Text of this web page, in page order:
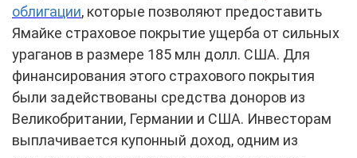
облигации, которые позволяют предоставить
Ямайке страховое покрытие ущерба от сильных
ураганов в размере 185 млн долл. США. Для
финансирования этого страхового покрытия
были задействованы средства доноров из
Великобритании, Германии и США. Инвесторам
выплачивается купонный доход, одним из